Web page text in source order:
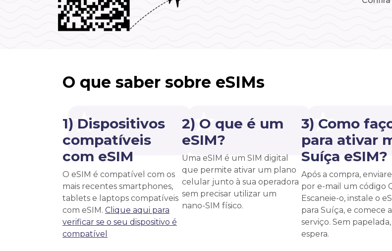
O que saber sobre eSIMs
1) Dispositivos
compatíveis
com eSIM
O eSIM é compatível com os
mais recentes smartphones,
tablets e laptops compatíveis
com eSIM. Clique aqui para
verificar se o seu dispositivo é
compatível
2) O que é um
eSIM?
Uma eSIM é um SIM digital
que permite ativar um plano
celular junto à sua operadora
sem precisar utilizar um
nano-SIM físico.
3) Como
para ativar
Suíça eSIM?
Após a compra,
por e-mail um código
Escaneie-o, instale o
para Suíça, e comece
serviço. Sem
espera.